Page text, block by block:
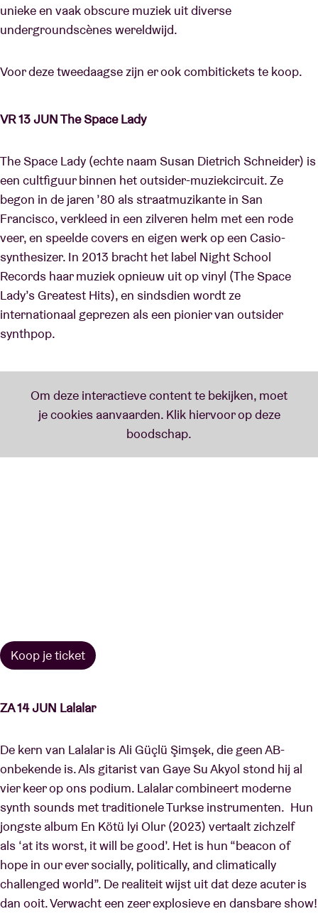
unieke en vaak obscure muziek uit diverse
undergroundscènes wereldwijd.
Voor deze tweedaagse zijn er ook combitickets te koop.
VR 13 JUN The Space Lady
The Space Lady (echte naam Susan Dietrich Schneider) is
een cultfiguur binnen het outsider-muziekcircuit. Ze
begon in de jaren ’80 als straatmuzikante in San
Francisco, verkleed in een zilveren helm met een rode
veer, en speelde covers en eigen werk op een Casio-
synthesizer. In 2013 bracht het label Night School
Records haar muziek opnieuw uit op vinyl (The Space
Lady’s Greatest Hits), en sindsdien wordt ze
internationaal geprezen als een pionier van outsider
synthpop.
Koop je ticket
ZA 14 JUN Lalalar
De kern van Lalalar is Ali Güçlü Şimşek, die geen AB-
onbekende is. Als gitarist van Gaye Su Akyol stond hij al
vier keer op ons podium. Lalalar combineert moderne
synth sounds met traditionele Turkse instrumenten. Hun
jongste album En Kötü lyi Olur (2023) vertaalt zichzelf
als ‘at its worst, it will be good’. Het is hun “beacon of
hope in our ever socially, politically, and climatically
challenged world”. De realiteit wijst uit dat deze acuter is
dan ooit. Verwacht een zeer explosieve en dansbare show!